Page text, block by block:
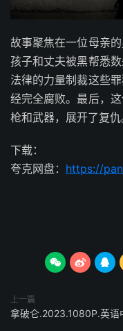
故事聚焦在一位母亲
孩子和丈夫被黑帮悉
法律的力量制裁这些
经完全腐败。最后，
枪和武器，展开了复仇
下载：
夸克网盘： https://
  
上一篇
拿破仑.2023.1080P.英语